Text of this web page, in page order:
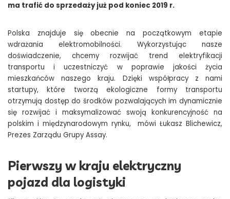
ma trafić do sprzedaży już pod koniec 2019 r.
Polska znajduje się obecnie na początkowym etapie
wdrażania elektromobilności. Wykorzystując nasze
doświadczenie, chcemy rozwijać trend elektryfikacji
transportu i uczestniczyć w poprawie jakości życia
mieszkańców naszego kraju. Dzięki współpracy z nami
startupy, które tworzą ekologiczne formy transportu
otrzymują dostęp do środków pozwalających im dynamicznie
się rozwijać i maksymalizować swoją konkurencyjność na
polskim i międzynarodowym rynku, mówi Łukasz Blichewicz,
Prezes Zarządu Grupy Assay.
Pierwszy w kraju elektryczny
pojazd dla logistyki